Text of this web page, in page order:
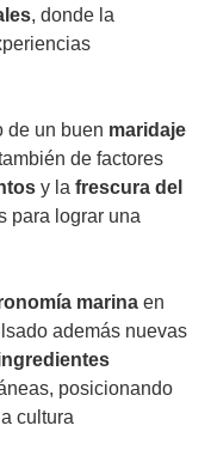
, donde la
de un buen maridaje
de factores
y la frescura del
para lograr una
marina en
además nuevas
posicionando
cultura